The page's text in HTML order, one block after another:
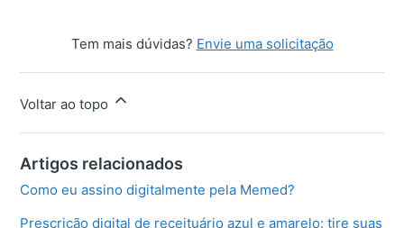
Tem mais dúvidas? Envie uma solicitação
Voltar ao topo
Artigos relacionados
Como eu assino digitalmente pela Memed?
Prescrição digital de receituário azul e amarelo: tire suas